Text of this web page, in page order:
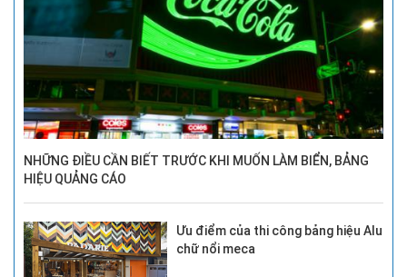
NHỮNG ĐIỀU CẦN BIẾT TRƯỚC KHI MUỐN LÀM BIỂN, BẢNG
HIỆU QUẢNG CÁO
Ưu điểm của thi công bảng hiệu Alu
chữ nổi meca